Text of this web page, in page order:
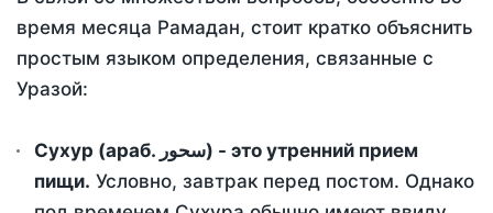
время месяца Рамадан, стоит кратко объяснить
простым языком определения, связанные с
Уразой:
Сухур (араб. سحور) - это утренний прием
пищи. Условно, завтрак перед постом. Однако